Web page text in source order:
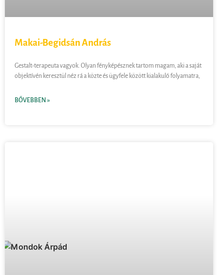
Makai-Begidsán András
Gestalt-terapeuta vagyok. Olyan fényképésznek tartom magam, aki a saját
objektívén keresztül néz rá a közte és ügyfele között kialakuló folyamatra,
BŐVEBBEN »